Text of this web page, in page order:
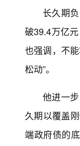
长久期
破39.4万亿
也强调，不
松动”。
他进一
久期以覆盖
端政府债的